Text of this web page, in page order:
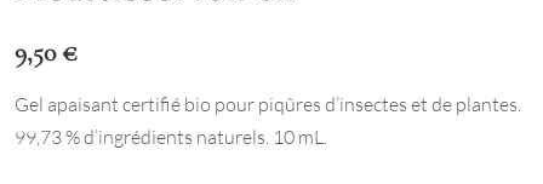
9,50€
Gel apaisant certifié bio pour piqûres d’insectes et de plantes.
99,73 % d’ingrédients naturels. 10 mL.